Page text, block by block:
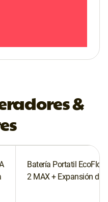
&
Batería Portatil EcoFlow
2 MAX + Expansión de